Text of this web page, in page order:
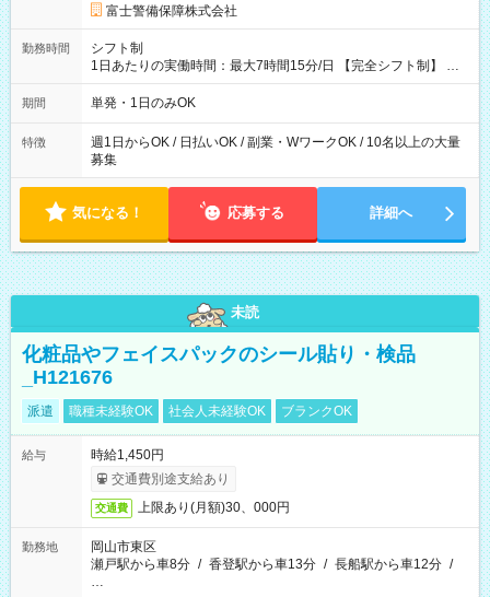
--------------------- より上位の資格取得やリーダー手当を取得する
と ”さらに”加算されます！ ※日当支給時振込手数料等は一切あ
富士警備保障株式会社
勤務時間
シフト制
1日あたりの実働時間：最大7時間15分/日 【完全シフト制】 例
(1) 8：00~17:00（休憩１h） 例(2) 13:00~16:00（早上がりでも
全額支給！） 例(3) 21:00~5:00（夜勤なら日当1.25倍！！）
期間 単発・1日のみOK
特徴
週1日からOK / 日払いOK / 副業・WワークOK / 10名以上の大量
募集
気になる！ 応募する 詳細へ
未読
化粧品やフェイスパックのシール貼り・検品
_H121676
派遣 職種未経験OK 社会人未経験OK ブランクOK
給与
時給1,450円
交通費別途支給あり
交通費 上限あり(月額)30、000円
勤務地
岡山市東区
瀬戸駅から車8分 / 香登駅から車13分 / 長船駅から車12分 /
…